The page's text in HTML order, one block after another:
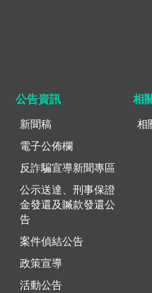
公告資訊
新聞稿
電子公佈欄
反詐騙宣導新聞專區
公示送達、刑事保證
金發還及贓款發還公
告
案件偵結公告
政策宣導
活動公告
相
相